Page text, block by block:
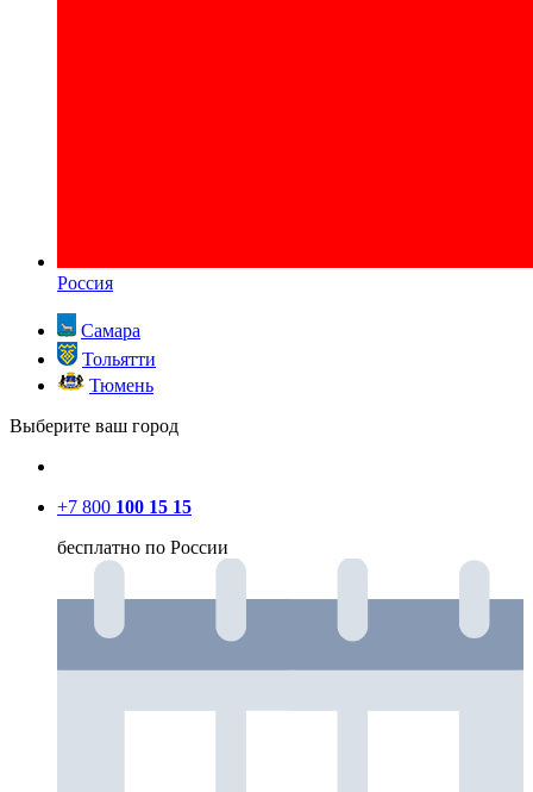
Россия
Самара
Тольятти
Тюмень
Выберите ваш город
+7 800 100 15 15
бесплатно по России